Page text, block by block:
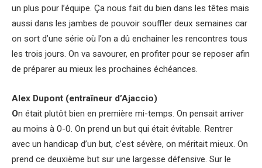
un plus pour l’équipe. Ça nous fait du bien dans les têtes mais
aussi dans les jambes de pouvoir souffler deux semaines car
on sort d’une série où l’on a dû enchainer les rencontres tous
les trois jours. On va savourer, en profiter pour se reposer afin
de préparer au mieux les prochaines échéances.
Alex Dupont (entraîneur d’Ajaccio)
On était plutôt bien en première mi-temps. On pensait arriver
au moins à 0-0. On prend un but qui était évitable. Rentrer
avec un handicap d’un but, c’est sévère, on méritait mieux. On
prend ce deuxième but sur une largesse défensive. Sur le